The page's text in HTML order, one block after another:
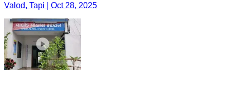
Valod, Tapi | Oct 28, 2025